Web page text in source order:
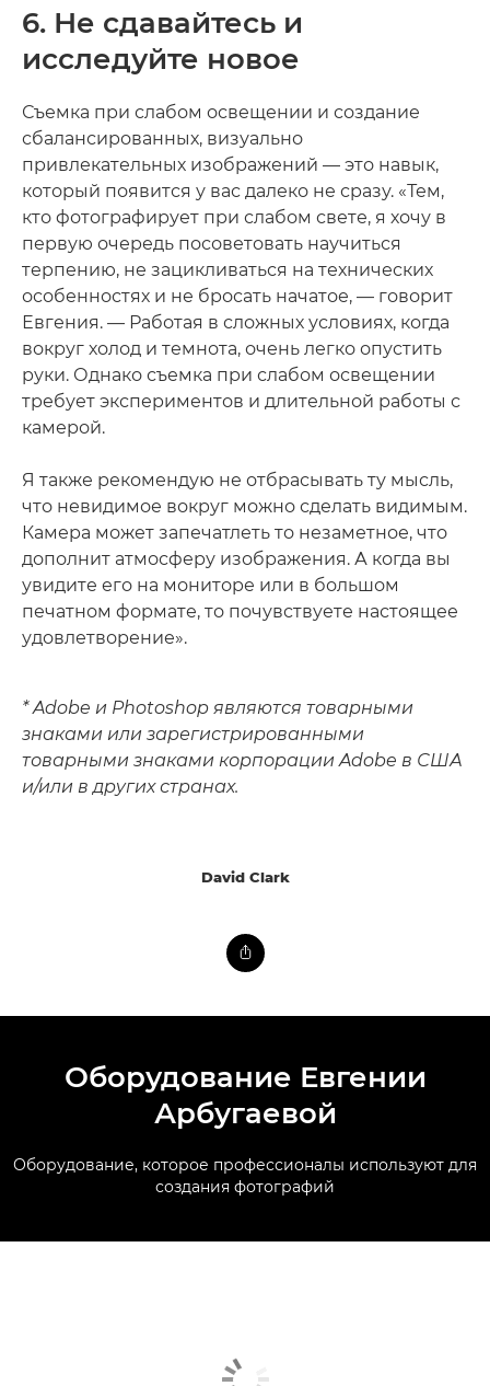
6. Не сдавайтесь и
исследуйте новое
Съемка при слабом освещении и создание
сбалансированных, визуально
привлекательных изображений — это навык,
который появится у вас далеко не сразу. «Тем,
кто фотографирует при слабом свете, я хочу в
первую очередь посоветовать научиться
терпению, не зацикливаться на технических
особенностях и не бросать начатое, — говорит
Евгения. — Работая в сложных условиях, когда
вокруг холод и темнота, очень легко опустить
руки. Однако съемка при слабом освещении
требует экспериментов и длительной работы с
камерой.
Я также рекомендую не отбрасывать ту мысль,
что невидимое вокруг можно сделать видимым.
Камера может запечатлеть то незаметное, что
дополнит атмосферу изображения. А когда вы
увидите его на мониторе или в большом
печатном формате, то почувствуете настоящее
удовлетворение».
* Adobe и Photoshop являются товарными
знаками или зарегистрированными
товарными знаками корпорации Adobe в США
и/или в других странах.
David Clark
Оборудование Евгении
Арбугаевой
Оборудование, которое профессионалы используют для
создания фотографий